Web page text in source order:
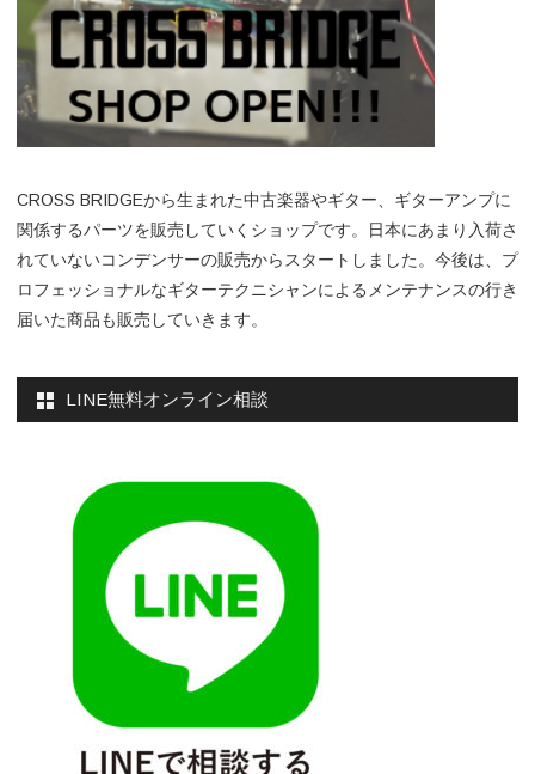
CROSS BRIDGEから生まれた中古楽器やギター、ギターアンプに
関係するパーツを販売していくショップです。日本にあまり入荷さ
れていないコンデンサーの販売からスタートしました。今後は、プ
ロフェッショナルなギターテクニシャンによるメンテナンスの行き
届いた商品も販売していきます。
LINE無料オンライン相談